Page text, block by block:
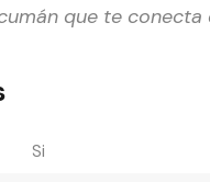
que te conecta
Si